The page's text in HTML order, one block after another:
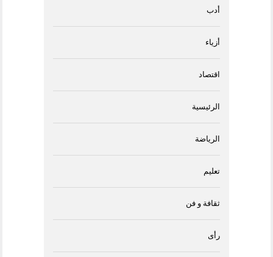
أدب
أزياء
اقتصاد
الرئيسية
الرياضة
تعليم
ثقافة و فن
رأى